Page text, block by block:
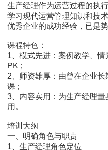
生产经理作为运营过程的执
学习现代运营管理知识和技
优秀企业的成功经验，已是势
课程特色：
1、模式先进：案例教学、
PK；
2、师资雄厚：由曾在企业
课；
3、内容实用：为生产经理
用。
培训大纲
一、明确角色与职责
1、生产经理角色定位